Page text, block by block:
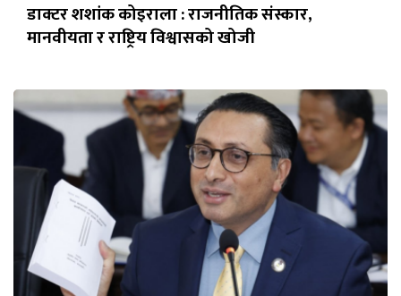
डाक्टर शशांक कोइराला : राजनीतिक संस्कार,
मानवीयता र राष्ट्रिय विश्वासको खोजी